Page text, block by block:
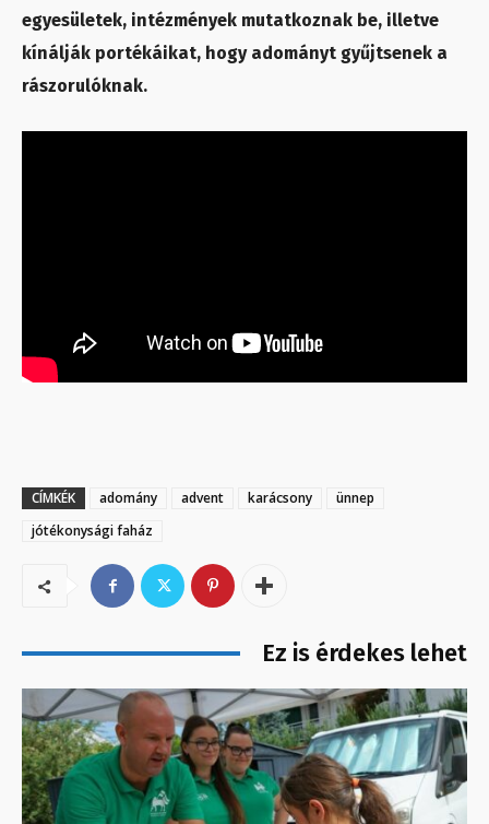
egyesületek, intézmények mutatkoznak be, illetve
kínálják portékáikat, hogy adományt gyűjtsenek a
rászorulóknak.
CÍMKÉK adomány advent karácsony
ünnep
jótékonysági faház
Ez is érdekes lehet